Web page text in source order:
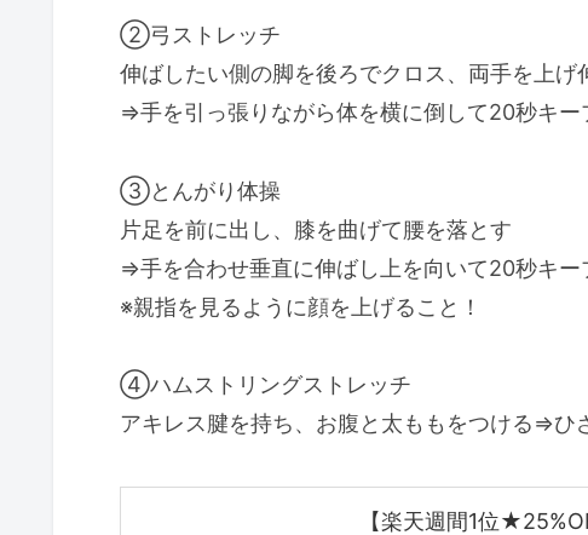
②弓ストレッチ
伸ばしたい側の脚を後ろでクロス、両手を上げ
⇒手を引っ張りながら体を横に倒して20秒キー
③とんがり体操
片足を前に出し、膝を曲げて腰を落とす
⇒手を合わせ垂直に伸ばし上を向いて20秒キー
※親指を見るように顔を上げること！
④ハムストリングストレッチ
アキレス腱を持ち、お腹と太ももをつける⇒ひ
【楽天週間1位